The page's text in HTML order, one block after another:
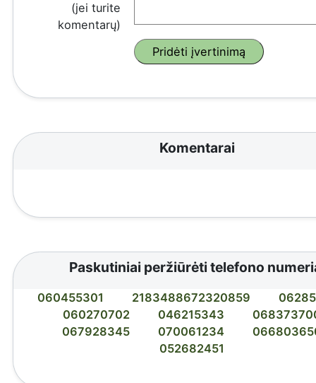
(jei turite
komentarų)
Komentarai
Paskutiniai peržiūrėti telefono
060455301 2183488672320859
060270702
046215343
067928345
070061234
052682451